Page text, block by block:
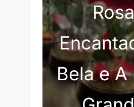
Rosa
Bela e A